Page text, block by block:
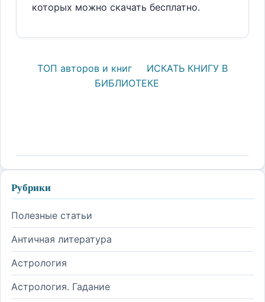
которых можно скачать бесплатно.
ТОП авторов и книг
ИСКАТЬ КНИГУ В
БИБЛИОТЕКЕ
Рубрики
Полезные статьи
Античная литература
Астрология
Астрология. Гадание